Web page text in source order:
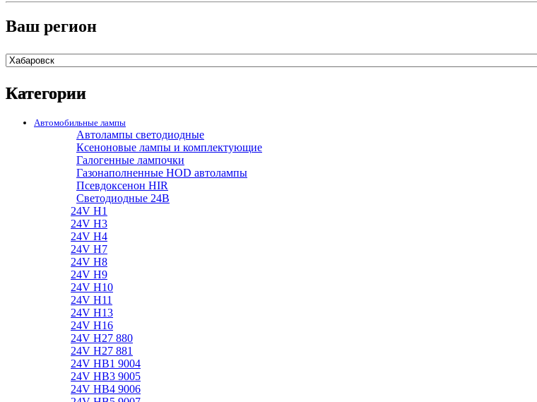
Ваш регион
Категории
Автомобильные лампы
Автолампы светодиодные
Ксеноновые лампы и комплектующие
Галогенные лампочки
Газонаполненные HOD автолампы
Псевдоксенон HIR
Cветодиодные 24B
24V H1
24V H3
24V H4
24V H7
24V H8
24V H9
24V H10
24V H11
24V H13
24V H16
24V H27 880
24V H27 881
24V HB1 9004
24V HB3 9005
24V HB4 9006